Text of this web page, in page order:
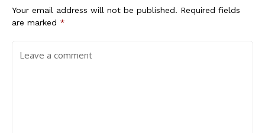
Your email address will not be published. Required fields
are marked *